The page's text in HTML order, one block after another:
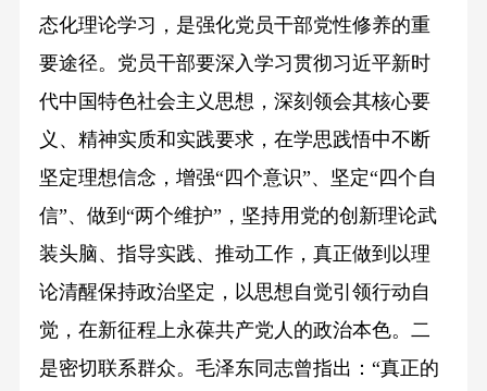
态化理论学习，是强化党员干部党性修养的重
要途径。党员干部要深入学习贯彻习近平新时
代中国特色社会主义思想，深刻领会其核心要
义、精神实质和实践要求，在学思践悟中不断
坚定理想信念，增强“四个意识”、坚定“四个自
信”、做到“两个维护”，坚持用党的创新理论武
装头脑、指导实践、推动工作，真正做到以理
论清醒保持政治坚定，以思想自觉引领行动自
觉，在新征程上永葆共产党人的政治本色。二
是密切联系群众。毛泽东同志曾指出：“真正的